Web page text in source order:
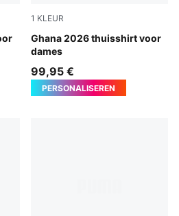
1 KLEUR
Ghana 2026 thuisshirt voor
dames
PUMA White-PUMA Black
99,95 €
PERSONALISEREN